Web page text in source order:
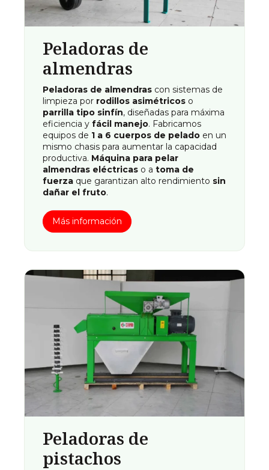
Peladoras de
almendras
Peladoras de almendras con sistemas de
limpieza por rodillos asimétricos o
parrilla tipo sinfín, diseñadas para máxima
eficiencia y fácil manejo. Fabricamos
equipos de 1 a 6 cuerpos de pelado en un
mismo chasis para aumentar la capacidad
productiva. Máquina para pelar
almendras eléctricas o a toma de
fuerza que garantizan alto rendimiento sin
dañar el fruto.
Más información
Peladoras de
pistachos